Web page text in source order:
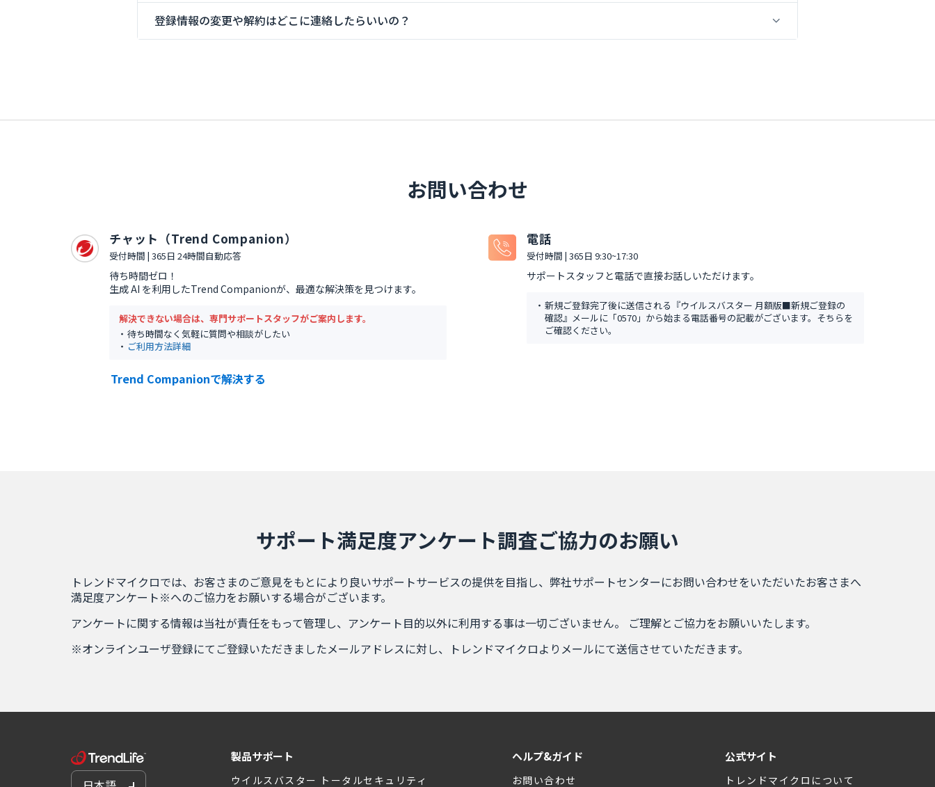
登録情報の変更や解約はどこに連絡したらいいの？
お問い合わせ
チャット（Trend Companion）
受付時間 | 365日 24時間自動応答
待ち時間ゼロ！
生成 AI を利用したTrend Companionが、最適な解決策を見つけます。
解決できない場合は、専門サポートスタッフがご案内します。
待ち時間なく気軽に質問や相談がしたい
ご利用方法詳細
Trend Companionで解決する
電話
受付時間 | 365日 9:30~17:30
サポートスタッフと電話で直接お話しいただけます。
新規ご登録完了後に送信される『ウイルスバスター 月額版■新規ご登録の
確認』メールに「0570」から始まる電話番号の記載がございます。そちらを
ご確認ください。
サポート満足度アンケート調査ご協力のお願い
トレンドマイクロでは、お客さまのご意見をもとにより良いサポートサービスの提供を目指し、弊社サポートセンターにお問い合わせをいただいたお客さまへ
満足度アンケート※へのご協力をお願いする場合がございます。
アンケートに関する情報は当社が責任をもって管理し、アンケート目的以外に利用する事は一切ございません。 ご理解とご協力をお願いいたします。
※オンラインユーザ登録にてご登録いただきましたメールアドレスに対し、トレンドマイクロよりメールにて送信させていただきます。
製品サポート
ウイルスバスター トータルセキュリティ
ヘルプ&ガイド
お問い合わせ
公式サイト
トレンドマイクロについて